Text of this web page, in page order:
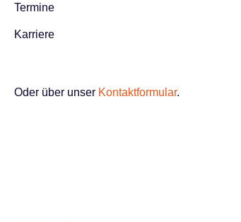
Termine
Karriere
Oder über unser Kontaktformular.